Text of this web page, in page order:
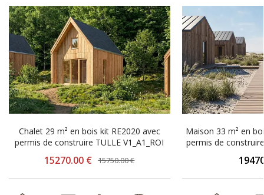
-480.00 €
Chalet 29 m² en bois kit RE2020 avec
permis de construire TULLE V1_A1_ROI
15270.00 € 15750.00 €
Maison 33 m² en
permis de